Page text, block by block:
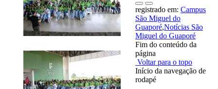
registrado em: Campus
São Miguel do
Guaporé,Notícias São
Miguel do Guaporé
Fim do conteúdo da
página
Voltar para o topo
Início da navegação de
rodapé